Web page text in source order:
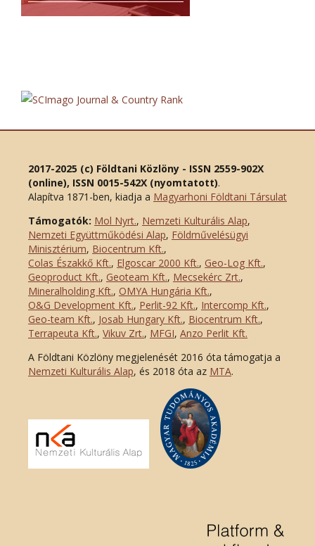
2017-2025 (c) Földtani Közlöny - ISSN 2559-902X
(online), ISSN 0015-542X (nyomtatott).
Alapítva 1871-ben, kiadja a Magyarhoni Földtani Társulat
Támogatók: Mol Nyrt., Nemzeti Kulturális Alap,
Nemzeti Együttműködési Alap, Földművelésügyi
Minisztérium, Biocentrum Kft.,
Colas Északkő Kft., Elgoscar 2000 Kft., Geo-Log Kft.,
Geoproduct Kft., Geoteam Kft., Mecsekérc Zrt.,
Mineralholding Kft., OMYA Hungária Kft.,
O&G Development Kft., Perlit-92 Kft., Intercomp Kft.,
Geo-team Kft., Josab Hungary Kft., Biocentrum Kft.,
Terrapeuta Kft., Vikuv Zrt., MFGI, Anzo Perlit Kft.
A Földtani Közlöny megjelenését 2016 óta támogatja a
Nemzeti Kulturális Alap, és 2018 óta az MTA.